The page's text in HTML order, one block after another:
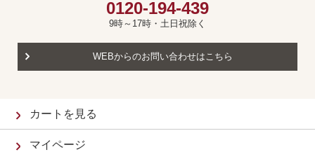
0120-194-439
9時～17時・土日祝除く
WEBからのお問い合わせはこちら
カートを見る
マイページ